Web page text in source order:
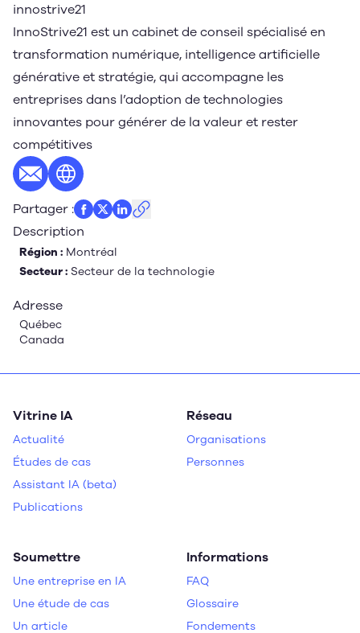
innostrive21
InnoStrive21 est un cabinet de conseil spécialisé en
transformation numérique, intelligence artificielle
générative et stratégie, qui accompagne les
entreprises dans l’adoption de technologies
innovantes pour générer de la valeur et rester
compétitives
E-mailSite web
Partager :
Description
Région : Montréal
Secteur : Secteur de la technologie
Adresse
Québec
Canada
Vitrine IA
Actualité
Études de cas
Assistant IA (beta)
Publications
Réseau
Organisations
Personnes
Soumettre
Une entreprise en IA
Une étude de cas
Un article
Informations
FAQ
Glossaire
Fondements